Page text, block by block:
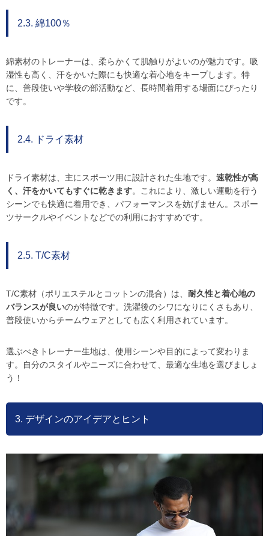
2.3. 綿100％
綿素材のトレーナーは、柔らかくて肌触りがよいのが魅力です。吸
湿性も高く、汗をかいた際にも快適な着心地をキープします。特
に、普段使いや学校の部活動など、長時間着用する場面にぴったり
です。
2.4. ドライ素材
ドライ素材は、主にスポーツ用に設計された生地です。 速乾性が高
く、汗をかいてもすぐに乾きます。これにより、激しい運動を行う
シーンでも快適に着用でき、パフォーマンスを妨げません。スポー
ツサークルやイベントなどでの利用におすすめです。
2.5. T/C素材
T/C素材（ポリエステルとコットンの混合）は、 耐久性と着心地の
バランスが良いのが特徴です。洗濯後のシワになりにくさもあり、
普段使いからチームウェアとしても広く利用されています。
選ぶべきトレーナー生地は、使用シーンや目的によって変わりま
す。自分のスタイルやニーズに合わせて、最適な生地を選びましょ
う！
3. デザインのアイデアとヒント